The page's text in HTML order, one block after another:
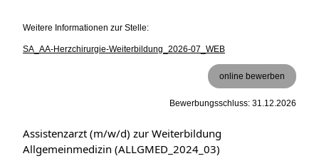
Weitere Informationen zur Stelle:
SA_AA-Herzchirurgie-Weiterbildung_2026-07_WEB
online bewerben
Bewerbungsschluss: 31.12.2026
Assistenzarzt (m/w/d) zur Weiterbildung
Allgemeinmedizin (ALLGMED_2024_03)